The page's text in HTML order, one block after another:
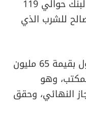
الذي انطلق سنة 2014، حيث عبأ البنك حوالي 119
للشرب الذي
ومن بين هذه المشاريع، تمويل أول بقيمة 65 مليون
وهو
النهائي، وحقق